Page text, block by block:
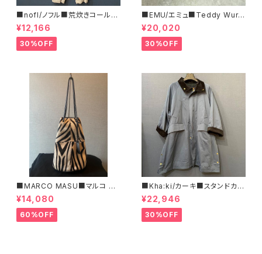
■nofl/ノフル■荒炊きコール天
テーパードパンツ■ゆるっとバ
ルーンシルエット
¥12,166
30%OFF
■EMU/エミュ■Teddy Wurr
en■撥水サイドジッパーブーツ
¥20,020
30%OFF
■MARCO MASU■マルコ マ
ージ■ハラコ・ゼブラ柄巾着BA
G■程よいサイズで可愛い
¥14,080
60%OFF
■Kha:ki/カーキ■スタンドカラ
ー・コート■
¥22,946
30%OFF